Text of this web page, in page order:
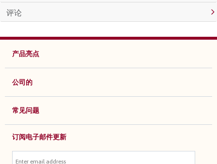
评论
产品亮点
公司的
常见问题
订阅电子邮件更新